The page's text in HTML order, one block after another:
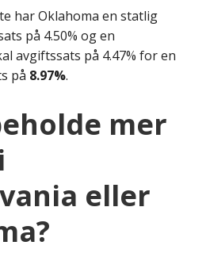
har Oklahoma en statlig
på 4.50% og en
avgiftssats på 4.47% for en
på 8.97%.
mer
eller